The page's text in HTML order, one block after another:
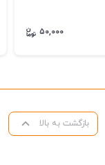
۵۰,۰۰۰
بازگشت به بالا